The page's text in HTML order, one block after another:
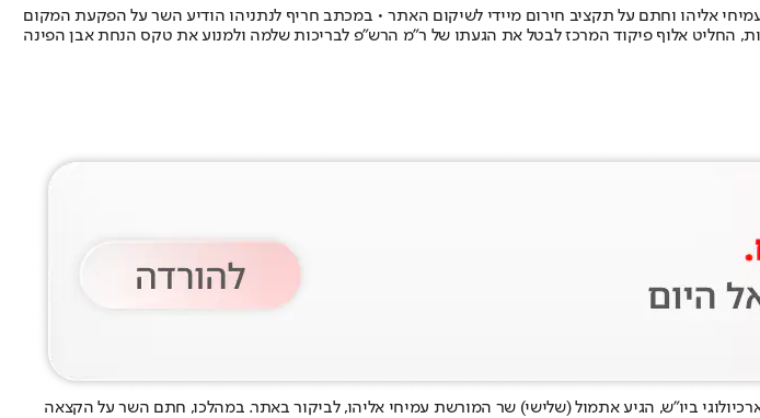
אליהו וחתם על תקציב חירום מיידי לשיקום האתר • במכתב חריף לנתניהו הודיע השר על הפקעת המקום
החליט אלוף פיקוד המרכז לבטל את הגעתו של ר"מ הרש"פ לבריכות שלמה ולמנוע את טקס הנחת אבן הפינה
ביו"ש, הגיע אתמול (שלישי) שר המורשת עמיחי אליהו, לביקור באתר. במהלכו, חתם השר על הקצאה